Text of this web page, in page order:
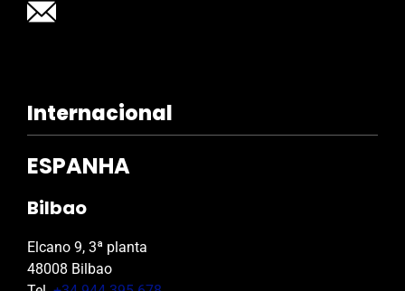
Internacional
ESPANHA
Bilbao
Elcano 9, 3ª planta
48008 Bilbao